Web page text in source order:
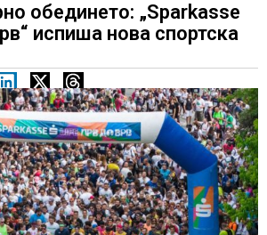
обединето: „Sparkasse
испиша нова спортска